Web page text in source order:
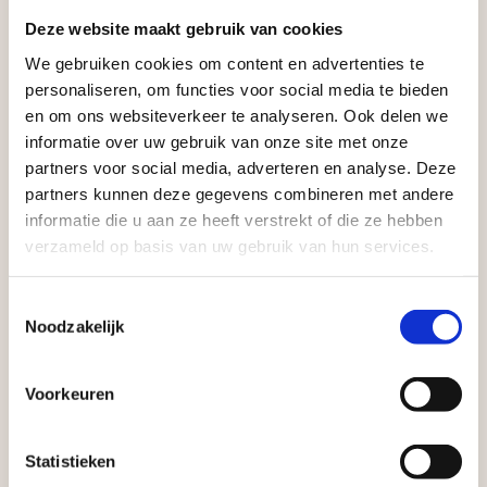
Deze website maakt gebruik van cookies
We gebruiken cookies om content en advertenties te
personaliseren, om functies voor social media te bieden
en om ons websiteverkeer te analyseren. Ook delen we
informatie over uw gebruik van onze site met onze
partners voor social media, adverteren en analyse. Deze
partners kunnen deze gegevens combineren met andere
informatie die u aan ze heeft verstrekt of die ze hebben
verzameld op basis van uw gebruik van hun services.
Noodzakelijk
Voorkeuren
Statistieken
Artikelnummer V42872
Stuks per eenheid
Model Ace
Kleuren – White
Eenheid stuk
Aangepaste openingstijden tijdens de
vakantieperiode
Waardenburg en Vego Dordrecht hanteren tijdens
de vakantieperiode aangepaste openingstijden op
zaterdag. Bekijk de vestigingspagina voor de
actuele openingstijden.
maanden dicht is voor al het wegverkeer, is het fijn
Met vier vestigingen en inspirerende showtuinen